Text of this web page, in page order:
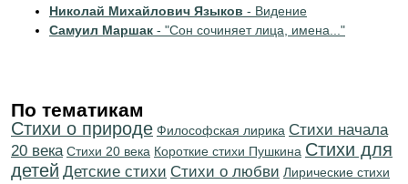
Николай Михайлович Языков - Видение
Самуил Маршак - "Сон сочиняет лица, имена..."
По тематикам
Стихи о природе Философская лирика Cтихи начала
20 века Стихи 20 века Короткие стихи Пушкина Стихи для
детей Детские стихи Стихи о любви Лирические стихи